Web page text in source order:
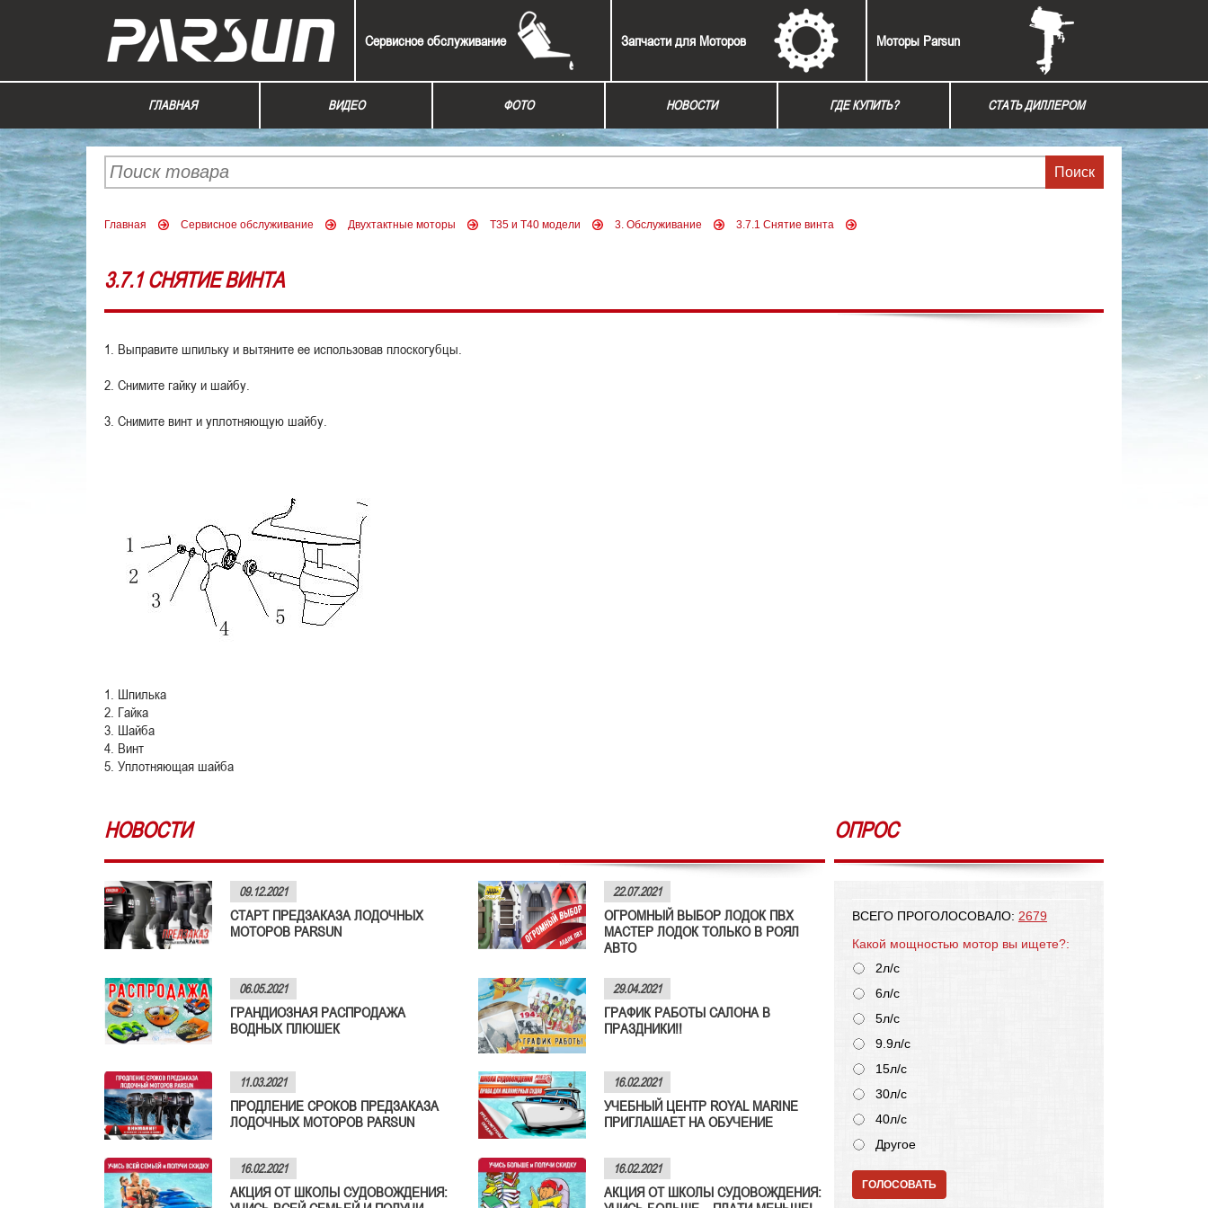
Сервисное обслуживание Запчасти для Моторов Моторы Parsun
ГЛАВНАЯ ВИДЕО ФОТО НОВОСТИ ГДЕ КУПИТЬ? СТАТЬ ДИЛЛЕРОМ
Главная Сервисное обслуживание Двухтактные моторы Т35 и Т40 модели 3. Обслуживание 3.7.1 Снятие винта
3.7.1 СНЯТИЕ ВИНТА
1. Выправите шпильку и вытяните ее использовав плоскогубцы.
2. Снимите гайку и шайбу.
3. Снимите винт и уплотняющую шайбу.
1. Шпилька
2. Гайка
3. Шайба
4. Винт
5. Уплотняющая шайба
НОВОСТИ
09.12.2021
СТАРТ ПРЕДЗАКАЗА ЛОДОЧНЫХ
МОТОРОВ PARSUN
22.07.2021
ОГРОМНЫЙ ВЫБОР ЛОДОК ПВХ
МАСТЕР ЛОДОК ТОЛЬКО В РОЯЛ
АВТО
06.05.2021
ГРАНДИОЗНАЯ РАСПРОДАЖА
ВОДНЫХ ПЛЮШЕК
29.04.2021
ГРАФИК РАБОТЫ САЛОНА В
ПРАЗДНИКИ!!
11.03.2021
ПРОДЛЕНИЕ СРОКОВ ПРЕДЗАКАЗА
ЛОДОЧНЫХ МОТОРОВ PARSUN
16.02.2021
УЧЕБНЫЙ ЦЕНТР ROYAL MARINE
ПРИГЛАШАЕТ НА ОБУЧЕНИЕ
16.02.2021
АКЦИЯ ОТ ШКОЛЫ СУДОВОЖДЕНИЯ:
16.02.2021
АКЦИЯ ОТ ШКОЛЫ СУДОВОЖДЕНИЯ:
ОПРОС
ВСЕГО ПРОГОЛОСОВАЛО: 2679
Какой мощностью мотор вы ищете?:
2л/с
6л/с
5л/с
9.9л/с
15л/с
30л/с
40л/с
Другое
ГОЛОСОВАТЬ